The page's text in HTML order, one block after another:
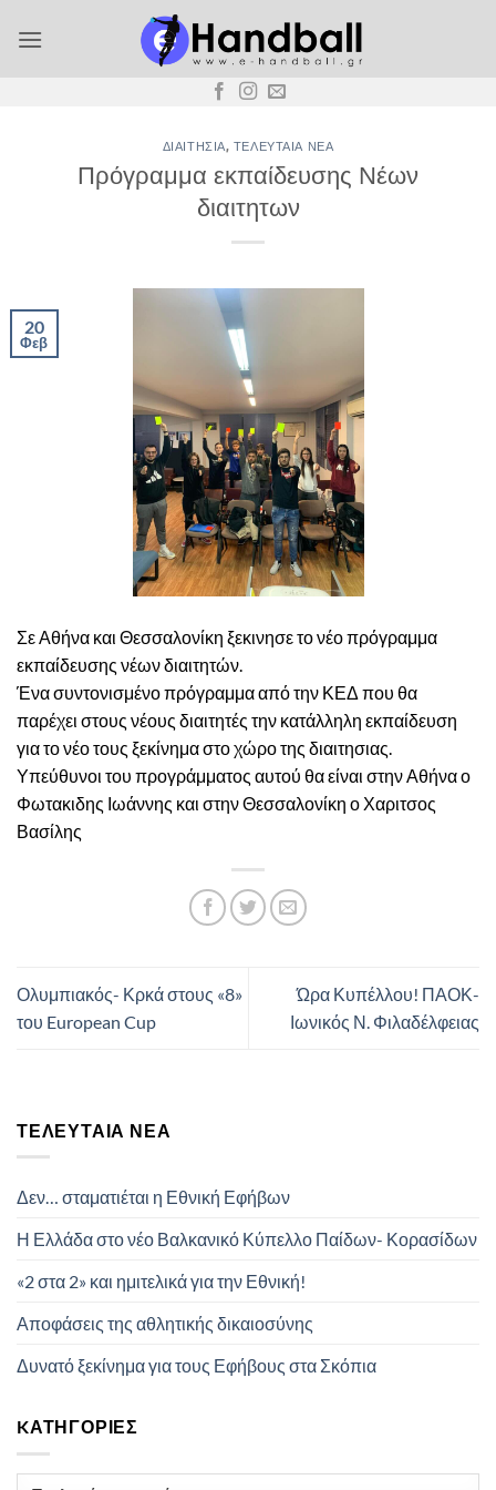
στο
ΔΙΑΙΤΗΣΊΑ, ΤΕΛΕΥΤΑΊΑ ΝΈΑ
Πρόγραμμα εκπαίδευσης Νέων
διαιτητων
20
Φεβ
Σε Αθήνα και Θεσσαλονίκη ξεκινησε το νέο πρόγραμμα
εκπαίδευσης νέων διαιτητών.
Ένα συντονισμένο πρόγραμμα από την ΚΕΔ που θα
παρέχει στους νέους διαιτητές την κατάλληλη εκπαίδευση
για το νέο τους ξεκίνημα στο χώρο της διαιτησιας.
Υπεύθυνοι του προγράμματος αυτού θα είναι στην Αθήνα ο
Φωτακιδης Ιωάννης και στην Θεσσαλονίκη ο Χαριτσος
Βασίλης
Ολυμπιακός- Κρκά στους «8»
του European Cup
Ώρα Κυπέλλου! ΠΑΟΚ-
Ιωνικός Ν. Φιλαδέλφειας
ΤΕΛΕΥΤΑΊΑ ΝΈΑ
Δεν… σταματιέται η Εθνική Εφήβων
Η Ελλάδα στο νέο Βαλκανικό Κύπελλο Παίδων- Κορασίδων
«2 στα 2» και ημιτελικά για την Εθνική!
Αποφάσεις της αθλητικής δικαιοσύνης
Δυνατό ξεκίνημα για τους Εφήβους στα Σκόπια
KΑΤΗΓΟΡΊΕΣ
Kατηγορίες